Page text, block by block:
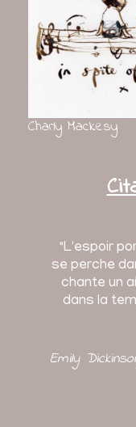
Charly Mackesy
"L'espoir
se perche
chante un
dans la
Emily